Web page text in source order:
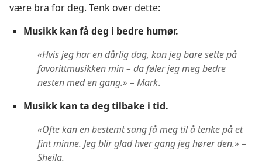
være bra for deg. Tenk over dette:
Musikk kan få deg i bedre humør.
«Hvis jeg har en dårlig dag, kan jeg bare sette på
favorittmusikken min – da føler jeg meg bedre
nesten med en gang.» – Mark.
Musikk kan ta deg tilbake i tid.
«Ofte kan en bestemt sang få meg til å tenke på et
fint minne. Jeg blir glad hver gang jeg hører den.» –
Sheila.